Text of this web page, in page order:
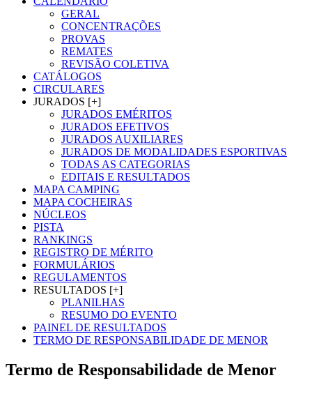
GERAL
CONCENTRAÇÕES
PROVAS
REMATES
REVISÃO COLETIVA
CATÁLOGOS
CIRCULARES
JURADOS [+]
JURADOS EMÉRITOS
JURADOS EFETIVOS
JURADOS AUXILIARES
JURADOS DE MODALIDADES ESPORTIVAS
TODAS AS CATEGORIAS
EDITAIS E RESULTADOS
MAPA CAMPING
MAPA COCHEIRAS
NÚCLEOS
PISTA
RANKINGS
REGISTRO DE MÉRITO
FORMULÁRIOS
REGULAMENTOS
RESULTADOS [+]
PLANILHAS
RESUMO DO EVENTO
PAINEL DE RESULTADOS
TERMO DE RESPONSABILIDADE DE MENOR
Termo de Responsabilidade de Menor